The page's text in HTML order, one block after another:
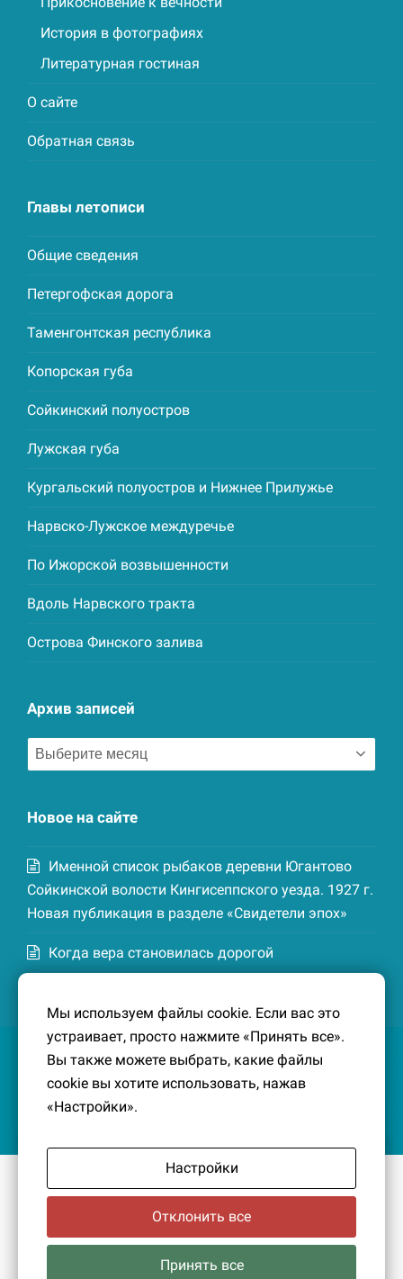
История в фотографиях
Литературная гостиная
О сайте
Обратная связь
Главы летописи
Общие сведения
Петергофская дорога
Таменгонтская республика
Копорская губа
Сойкинский полуостров
Лужская губа
Кургальский полуостров и Нижнее Прилужье
Нарвско-Лужское междуречье
По Ижорской возвышенности
Вдоль Нарвского тракта
Острова Финского залива
Архив записей
Архив
записей
Новое на сайте
Именной список рыбаков деревни Югантово
Сойкинской волости Кингисеппского уезда. 1927 г.
Новая публикация в разделе «Свидетели эпох»
Когда вера становилась дорогой
Котельской волости Кингисеппского уезда. 1926-
27 гг. Новая публикация в разделе «Свидетели
эпох»
малой Родины, без которого трудно представить себе
историко-культурный ландшафт Петербурга и
Ленинградской области.
Политика конфиденциальности
Мы используем файлы cookie. Если вас это
устраивает, просто нажмите «Принять все».
Вы также можете выбрать, какие файлы
cookie вы хотите использовать, нажав
«Настройки».
Настройки
Отклонить все
Принять все